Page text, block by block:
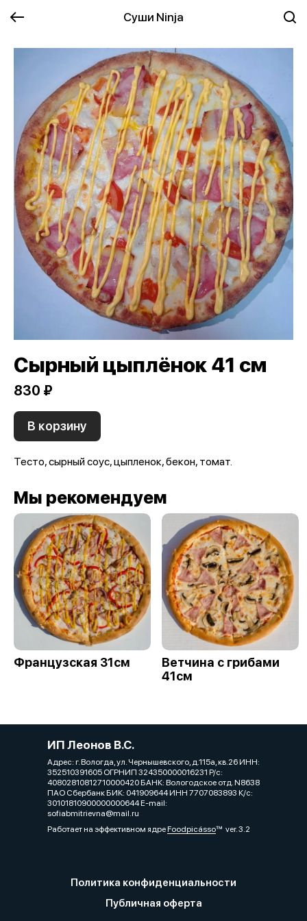
Суши Ninja
Сырный цыплёнок 41 см
830 ₽
В корзину
Тесто, сырный соус, цыпленок, бекон, томат.
Мы рекомендуем
Французская 31см
Ветчина с грибами
41см
ИП Леонов В.С.
Адрес: г. Вологда, ул. Чернышевского, д.115а, кв.26 ИНН:
352510391605 ОГРНИП 324350000016231 Р/с:
40802810812710000420 БАНК: Вологодское отд. N8638
ПАО Сбербанк БИК: 041909644 ИНН 7707083893 К/с:
30101810900000000644 E-mail:
sofiabmitrievna@mail.ru
Работает на эффективном ядреFoodpicássover. 3.2
Политика конфиденциальности
Публичная оферта